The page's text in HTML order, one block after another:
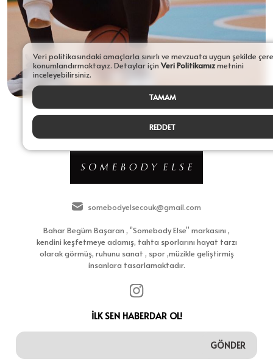
Veri politikasındaki amaçlarla sınırlı ve mevzuata uygun şekilde
konumlandırmaktayız. Detaylar için Veri Politikamızmetnini
inceleyebilirsiniz.
TAMAM
REDDET
somebodyelsecouk@gmail.com
Bahar Begüm Başaran , ‘’Somebody Else’’ markasını ,
kendini keşfetmeye adamış, tahta sporlarını hayat tarzı
olarak görmüş, ruhunu sanat , spor ,müzikle geliştirmiş
insanlara tasarlamaktadır.
İLK SEN HABERDAR OL!
GÖNDER